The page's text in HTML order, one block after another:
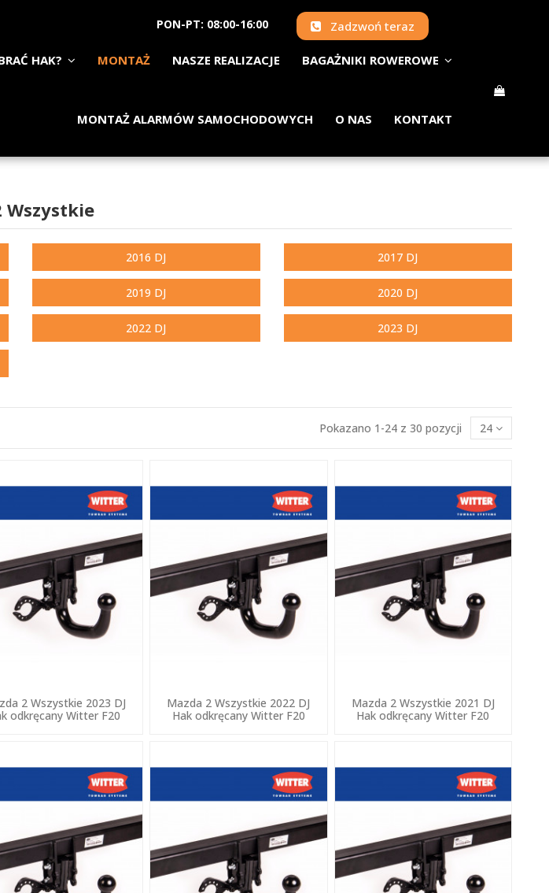
PON-PT: 08:00-16:00 Zadzwoń teraz
HAK? MONTAŻ NASZE REALIZACJE BAGAŻNIKI ROWEROWE
MONTAŻ ALARMÓW SAMOCHODOWYCH O NAS KONTAKT
Wszystkie
2016 DJ 2017 DJ
2019 DJ 2020 DJ
2022 DJ 2023 DJ
Pokazano 1-24 z 30 pozycji 24
2 Wszystkie 2023 DJ
odkręcany Witter F20
Mazda 2 Wszystkie 2022 DJ
Hak odkręcany Witter F20
Mazda 2 Wszystkie 2021 DJ
Hak odkręcany Witter F20